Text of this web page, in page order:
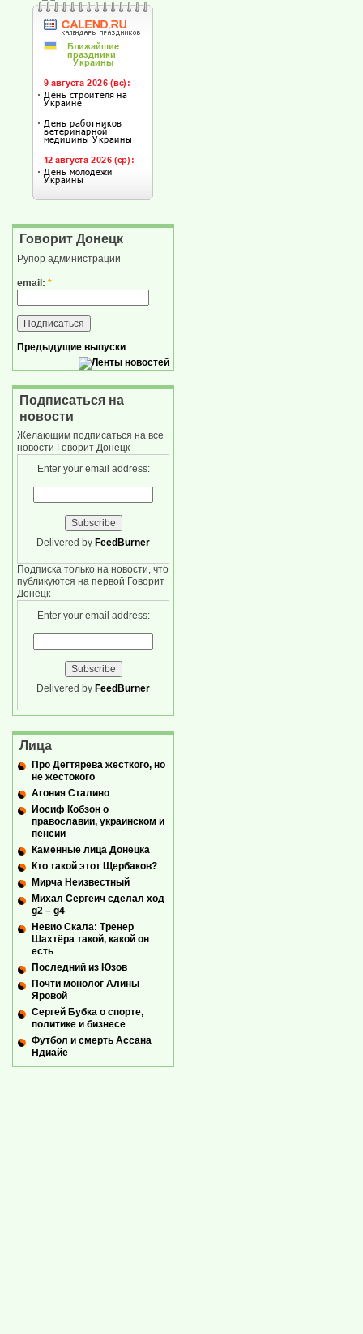
Говорит Донецк
Рупор администрации
email: *
Предыдущие выпуски
Подписаться на
новости
Желающим подписаться на все
новости Говорит Донецк
Enter your email address:
Delivered by FeedBurner
Подписка только на новости, что
публикуются на первой Говорит
Донецк
Enter your email address:
Delivered by FeedBurner
Лица
Про Дегтярева жесткого, но
не жестокого
Агония Сталино
Иосиф Кобзон о
православии, украинском и
пенсии
Каменные лица Донецка
Кто такой этот Щербаков?
Мирча Неизвестный
Михал Сергеич сделал ход
g2 – g4
Невио Скала: Тренер
Шахтёра такой, какой он
есть
Последний из Юзов
Почти монолог Алины
Яровой
Сергей Бубка о спорте,
политике и бизнесе
Футбол и смерть Ассана
Ндиайе